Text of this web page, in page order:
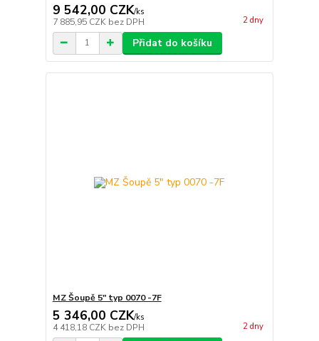
9 542,00 CZK/ks
7 885,95 CZK bez DPH 2 dny
Přidat do košíku
MZ Šoupě 5" typ 0070 -7F
5 346,00 CZK/ks
4 418,18 CZK bez DPH 2 dny